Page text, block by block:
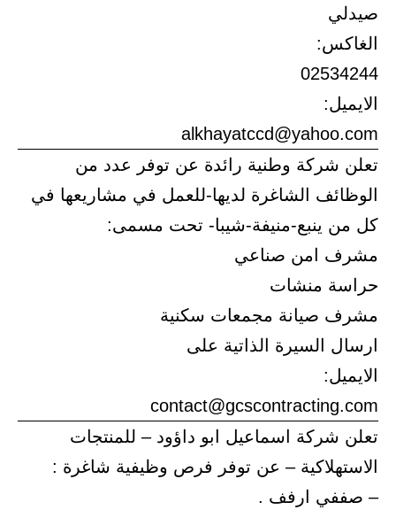
صيدلي
الغاكس:
02534244
الايميل:
alkhayatccd@yahoo.com
تعلن شركة وطنية رائدة عن توفر عدد من
الوظائف الشاغرة لديها-للعمل في مشاريعها في
كل من ينبع-منيفة-شيبا- تحت مسمى:
مشرف امن صناعي
حراسة منشات
مشرف صيانة مجمعات سكنية
ارسال السيرة الذاتية على
الايميل:
contact@gcscontracting.com
تعلن شركة اسماعيل ابو داؤود – للمنتجات
الاستهلاكية – عن توفر فرص وظيفية شاغرة :
– صففي ارفف .